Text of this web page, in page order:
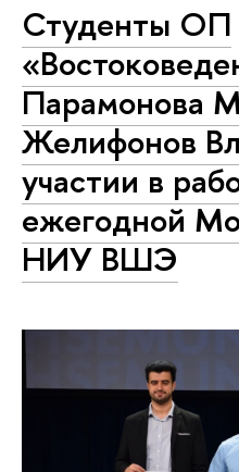
Студенты ОП
Парамонова
Желифонов
участии в
ежегодной
НИУ ВШЭ